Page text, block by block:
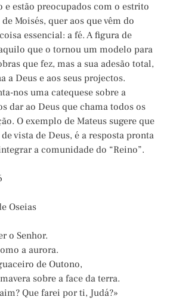
e estão preocupados com o estrito
Moisés, quer aos que vêm do
essencial: a fé. A figura de
que o tornou um modelo para
que fez, mas a sua adesão total,
a Deus e aos seus projectos.
nos uma catequese sobre a
dar ao Deus que chama todos os
O exemplo de Mateus sugere que
vista de Deus, é a resposta pronta
a comunidade do “Reino”.
Oseias
o Senhor.
a aurora.
de Outono,
sobre a face da terra.
Que farei por ti, Judá?»